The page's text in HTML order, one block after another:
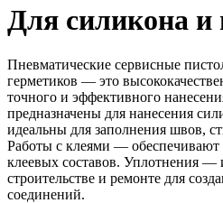
Для силикона и
Пневматические сервисные
герметиков — это
точного и эффективного
предназначены для нанесения
идеальны для заполнения швов,
Работы с клеями — обеспечивают
клеевых составов. Уплотнения —
строительстве и ремонте для
соединений.